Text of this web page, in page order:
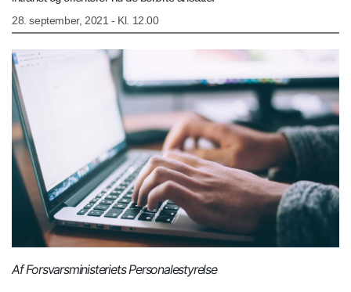
28. september, 2021 - Kl. 12.00
Af Forsvarsministeriets Personalestyrelse